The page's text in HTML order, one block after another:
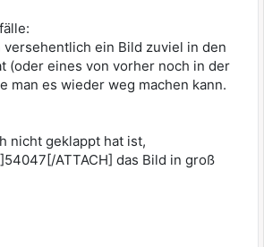
versehentlich ein Bild zuviel in den
(oder eines von vorher noch in der
man es wieder weg machen kann.
nicht geklappt hat ist,
ATTACH] das Bild in groß